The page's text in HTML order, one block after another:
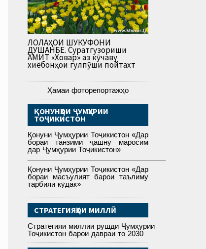
ЛОЛАҲОИ ШУКУФОНИ
ДУШАНБЕ. Суратгузориши
АМИТ «Ховар» аз кӯчаву
хиёбонҳои гулпӯши пойтахт
Ҳамаи фоторепортажҳо
ҚОНУНҲОИ ҶУМҲУРИИ
ТОҶИКИСТОН
Қонуни Ҷумҳурии Тоҷикистон «Дар
бораи танзими ҷашну маросим
дар Ҷумҳурии Тоҷикистон»
Қонуни Ҷумҳурии Тоҷикистон «Дар
бораи масъулият барои таълиму
тарбияи кӯдак»
СТРАТЕГИЯҲОИ МИЛЛӢ
Стратегияи миллии рушди Ҷумҳурии
Тоҷикистон барои давраи то 2030